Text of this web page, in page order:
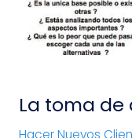
La toma de
Hacer Nuevos